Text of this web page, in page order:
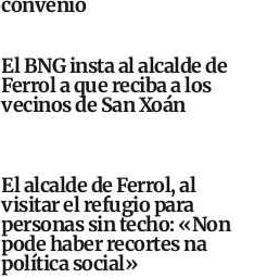
convenio
El BNG insta al alcalde de
Ferrol a que reciba a los
vecinos de San Xoán
El alcalde de Ferrol, al
visitar el refugio para
personas sin techo: «Non
pode haber recortes na
política social»